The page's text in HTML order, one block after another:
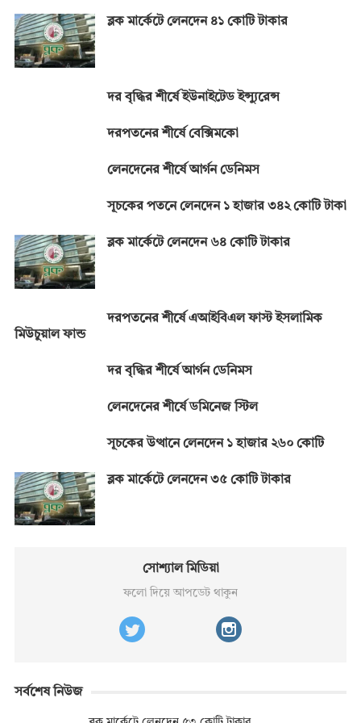
ব্লক মার্কেটে লেনদেন ৪১ কোটি টাকার
দর বৃদ্ধির শীর্ষে ইউনাইটেড ইন্স্যুরেন্স
দরপতনের শীর্ষে বেক্সিমকো
লেনদেনের শীর্ষে আর্গন ডেনিমস
সূচকের পতনে লেনদেন ১ হাজার ৩৪২ কোটি টাকা
ব্লক মার্কেটে লেনদেন ৬৪ কোটি টাকার
দরপতনের শীর্ষে এআইবিএল ফাস্ট ইসলামিক
মিউচুয়াল ফান্ড
দর বৃদ্ধির শীর্ষে আর্গন ডেনিমস
লেনদেনের শীর্ষে ডমিনেজ স্টিল
সূচকের উত্থানে লেনদেন ১ হাজার ২৬০ কোটি
ব্লক মার্কেটে লেনদেন ৩৫ কোটি টাকার
সোশ্যাল মিডিয়া
ফলো দিয়ে আপডেট থাকুন
সর্বশেষ নিউজ